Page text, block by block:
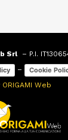
Srl– P.I.
– Cookie
ORIGAMI Web